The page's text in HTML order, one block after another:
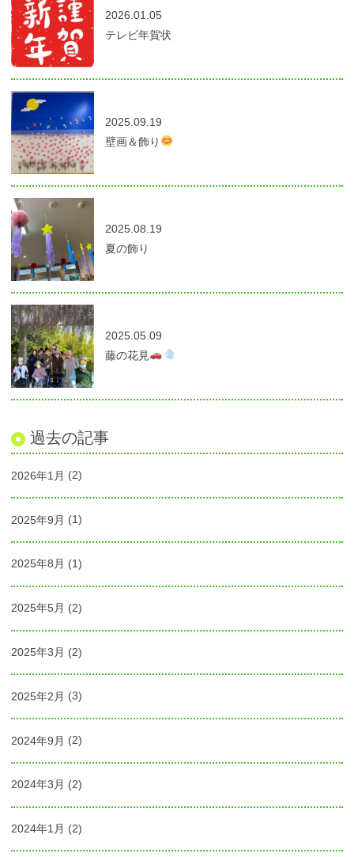
2026.01.05
テレビ年賀状
2025.09.19
壁画＆飾り
2025.08.19
夏の飾り
2025.05.09
藤の花見
過去の記事
2026年1月 (2)
2025年9月 (1)
2025年8月 (1)
2025年5月 (2)
2025年3月 (2)
2025年2月 (3)
2024年9月 (2)
2024年3月 (2)
2024年1月 (2)